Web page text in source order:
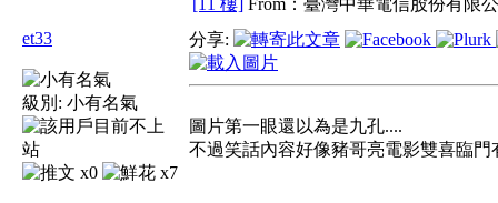
[11 樓]
From：臺灣中華電信股份有限
et33
級別: 小有名氣
x0 x7
分享:
圖片第一眼還以為是九孔....
不過笑話內容好像豬哥亮電影雙喜臨